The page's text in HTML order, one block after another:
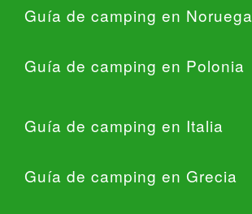
Guía de camping en Noruega
Guía de camping en Polonia
Guía de camping en Italia
Guía de camping en Grecia